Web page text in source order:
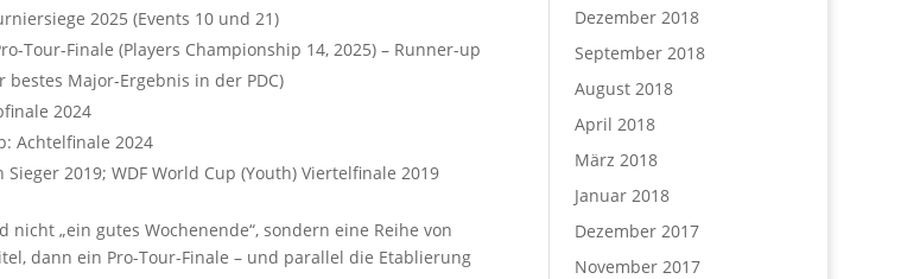
2025 (Events 10 und 21)
Tour-Finale (Players Championship 14, 2025) – Runner-up
bestes Major-Ergebnis in der PDC)
2024
Achtelfinale 2024
Sieger 2019; WDF World Cup (Youth) Viertelfinale 2019
nicht „ein gutes Wochenende“, sondern eine Reihe von
dann ein Pro-Tour-Finale – und parallel die Etablierung
Dezember 2018
September 2018
August 2018
April 2018
März 2018
Januar 2018
Dezember 2017
November 2017